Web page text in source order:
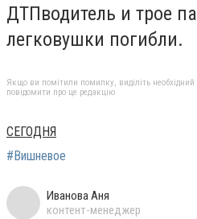
ДТПводитель и трое
легковушки погибли.
Якщо ви помітили помилку, виділіть необхідний
повідомити про це редакцію
СЕГОДНЯ
#Вишневое
Иванова Аня
контент-менеджер